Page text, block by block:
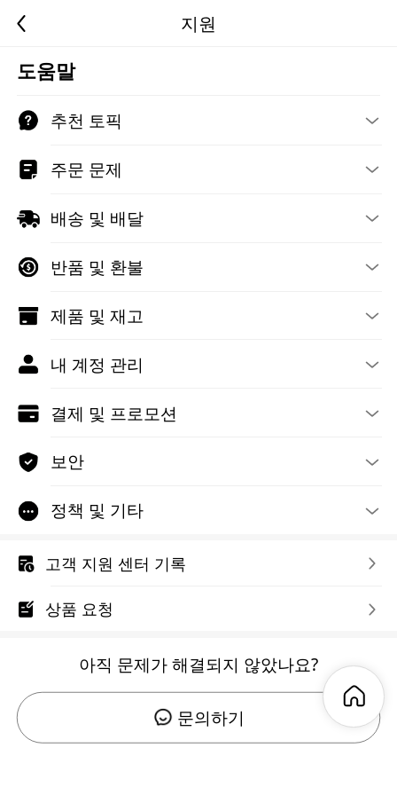
지원
도움말
추천 토픽
주문 문제
배송 및 배달
반품 및 환불
제품 및 재고
내 계정 관리
결제 및 프로모션
보안
정책 및 기타
고객 지원 센터 기록
상품 요청
아직 문제가 해결되지 않았나요?
문의하기